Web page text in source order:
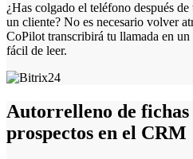
¿Has colgado el teléfono después
un cliente? No es necesario volver
CoPilot transcribirá tu llamada en
fácil de leer.
Autorrelleno de fichas
prospectos en el CRM